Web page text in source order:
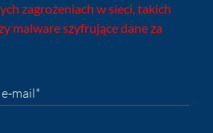
zagrożeniach w sieci, takich
malware szyfrujące dane za
mail*